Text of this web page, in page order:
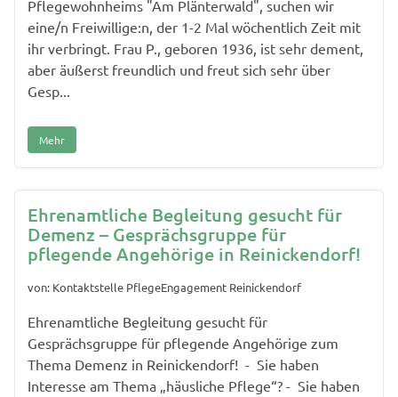
Pflegewohnheims "Am Plänterwald", suchen wir
eine/n Freiwillige:n, der 1-2 Mal wöchentlich Zeit mit
ihr verbringt. Frau P., geboren 1936, ist sehr dement,
aber äußerst freundlich und freut sich sehr über
Gesp...
Mehr
Ehrenamtliche Begleitung gesucht für
Demenz – Gesprächsgruppe für
pflegende Angehörige in Reinickendorf!
von: Kontaktstelle PflegeEngagement Reinickendorf
Ehrenamtliche Begleitung gesucht für
Gesprächsgruppe für pflegende Angehörige zum
Thema Demenz in Reinickendorf! - Sie haben
Interesse am Thema „häusliche Pflege“? - Sie haben